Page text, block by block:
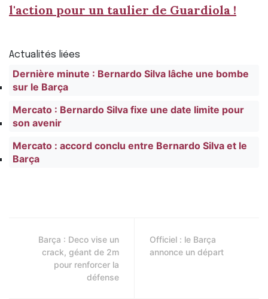
l'action pour un taulier de Guardiola !
Actualités liées
Dernière minute : Bernardo Silva lâche une bombe
sur le Barça
Mercato : Bernardo Silva fixe une date limite pour
son avenir
Mercato : accord conclu entre Bernardo Silva et le
Barça
Barça : Deco vise un
crack, géant de 2m
pour renforcer la
défense
Officiel : le Barça
annonce un départ